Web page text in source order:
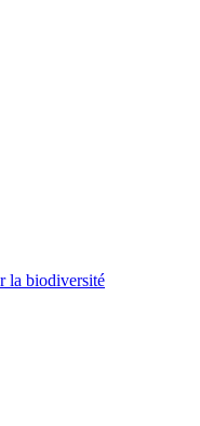
la biodiversité